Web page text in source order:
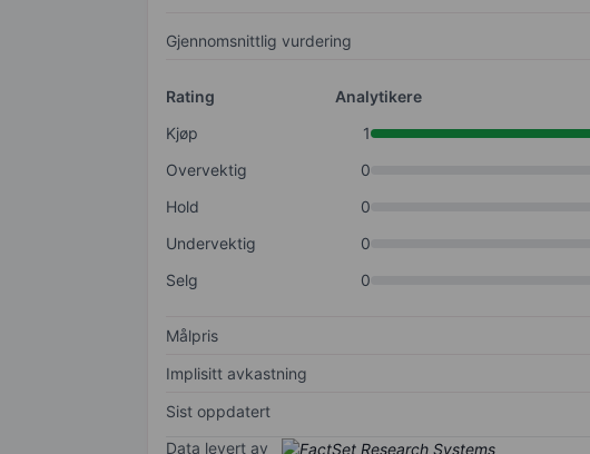
Gjennomsnittlig vurdering
Rating
Analytikere
Kjøp
1
Overvektig
0
Hold
0
Undervektig
0
Selg
0
Målpris
Implisitt avkastning
Sist oppdatert
Data levert av